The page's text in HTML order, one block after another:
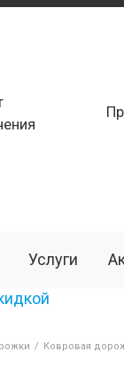
Услуги
/ Ковровая